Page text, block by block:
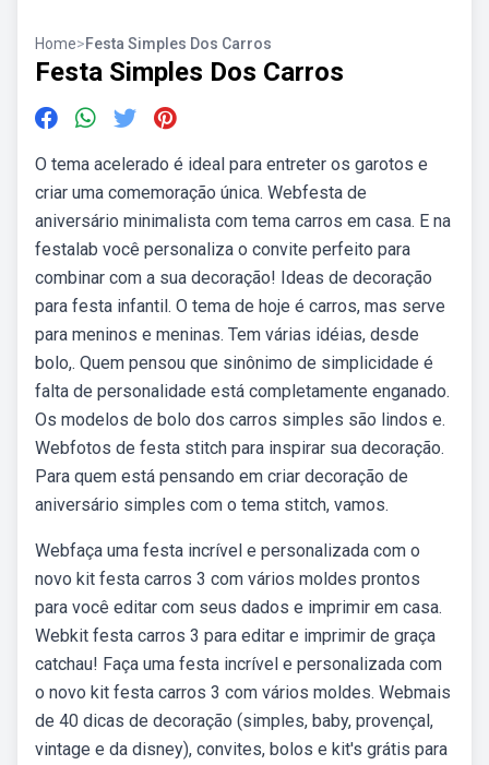
Home>Festa Simples Dos Carros
Festa Simples Dos Carros
O tema acelerado é ideal para entreter os garotos e
criar uma comemoração única. Webfesta de
aniversário minimalista com tema carros em casa. E na
festalab você personaliza o convite perfeito para
combinar com a sua decoração! Ideas de decoração
para festa infantil. O tema de hoje é carros, mas serve
para meninos e meninas. Tem várias idéias, desde
bolo,. Quem pensou que sinônimo de simplicidade é
falta de personalidade está completamente enganado.
Os modelos de bolo dos carros simples são lindos e.
Webfotos de festa stitch para inspirar sua decoração.
Para quem está pensando em criar decoração de
aniversário simples com o tema stitch, vamos.
Webfaça uma festa incrível e personalizada com o
novo kit festa carros 3 com vários moldes prontos
para você editar com seus dados e imprimir em casa.
Webkit festa carros 3 para editar e imprimir de graça
catchau! Faça uma festa incrível e personalizada com
o novo kit festa carros 3 com vários moldes. Webmais
de 40 dicas de decoração (simples, baby, provençal,
vintage e da disney), convites, bolos e kit's grátis para